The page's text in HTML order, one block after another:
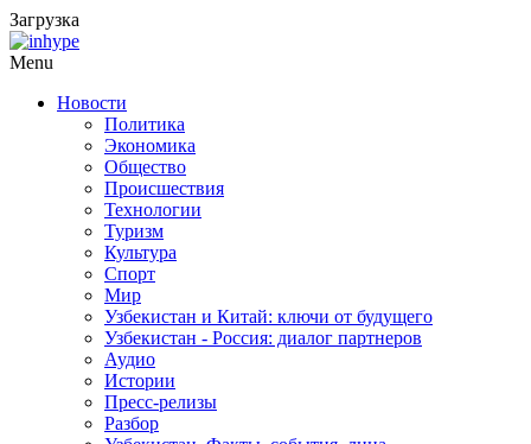
Загрузка
Menu
Новости
Политика
Экономика
Общество
Происшествия
Технологии
Туризм
Культура
Спорт
Мир
Узбекистан и Китай: ключи от будущего
Узбекистан - Россия: диалог партнеров
Аудио
Истории
Пресс-релизы
Разбор